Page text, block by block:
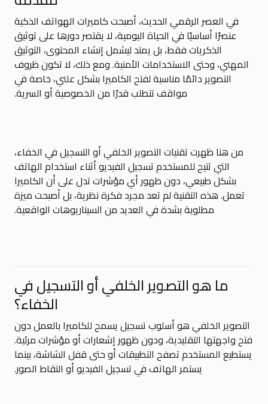
في العصر الرقمي الحديث، أصبحت كاميرات الهواتف الذكية
عنصرًا أساسيًا في الحياة اليومية، لا يقتصر دورها على توثيق
الذكريات فقط، بل يمتد ليشمل إنشاء المحتوى، التوثيق
المهني، وحتى الاستخدامات الأمنية. ومع ذلك، لا تكون ظروف
التصوير دائمًا مناسبة لفتح الكاميرا بشكل علني، خاصة في
مواقف تتطلب قدرًا من الخصوصية أو السرية.
من هنا ظهرت تقنيات التصوير الخلفي أو التسجيل في الخفاء،
التي تتيح للمستخدم تسجيل الفيديو أثناء استخدام الهاتف
بشكل طبيعي، دون ظهور أي مؤشرات تدل على أن الكاميرا
تعمل. هذه التقنية لم تعد مجرد فكرة نظرية، بل أصبحت ميزة
مطلوبة بشدة في العديد من السيناريوهات الواقعية.
ما هو التصوير الخلفي أو التسجيل في
الخفاء؟
التصوير الخلفي هو أسلوب تسجيل يسمح للكاميرا بالعمل دون
فتح واجهتها التقليدية، ودون ظهور إشعارات أو مؤشرات مرئية.
يستطيع المستخدم تصفح التطبيقات أو حتى قفل الشاشة، بينما
يستمر الهاتف في تسجيل الفيديو أو التقاط الصور.